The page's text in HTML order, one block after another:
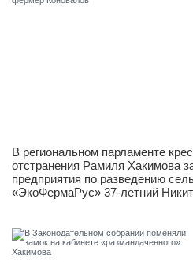
В региональном парламенте
отстранения Рамиля Хакимова
предприятия по разведению
«ЭкоФермаРус» 37-летний